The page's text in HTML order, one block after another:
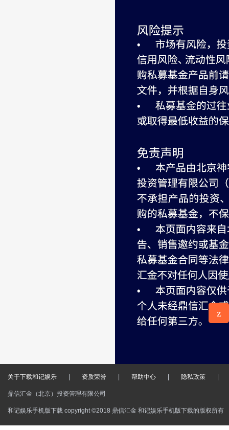
关于下载和记娱乐 | 资质荣誉 | 帮助中心 | 隐私政策 |
鼎信汇金（北京）投资管理有限公司
和记娱乐手机版下载 copyright ©2018 鼎信汇金 和记娱乐手机版下载的版权所有
z